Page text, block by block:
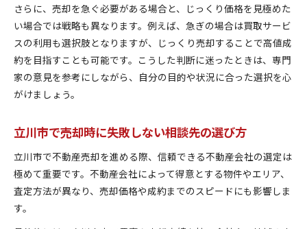
さらに、売却を急ぐ必要がある場合と、じっくり価格を見極めた
い場合では戦略も異なります。例えば、急ぎの場合は買取サービ
スの利用も選択肢となりますが、じっくり売却することで高値成
約を目指すことも可能です。こうした判断に迷ったときは、専門
家の意見を参考にしながら、自分の目的や状況に合った選択を心
がけましょう。
立川市で売却時に失敗しない相談先の選び方
立川市で不動産売却を進める際、信頼できる不動産会社の選定は
極めて重要です。不動産会社によって得意とする物件やエリア、
査定方法が異なり、売却価格や成約までのスピードにも影響しま
す。